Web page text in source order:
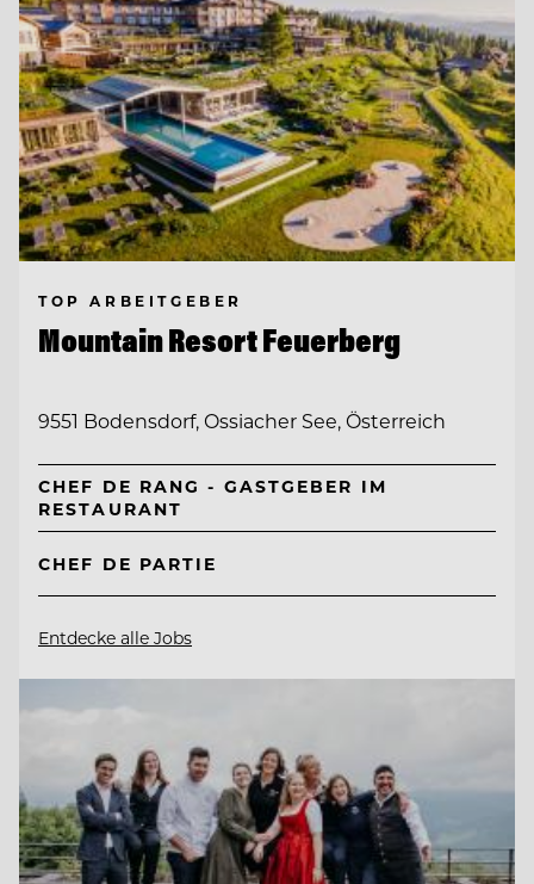
TOP ARBEITGEBER
Mountain Resort Feuerberg
9551 Bodensdorf, Ossiacher See, Österreich
CHEF DE RANG - GASTGEBER IM
RESTAURANT
CHEF DE PARTIE
Entdecke alle Jobs